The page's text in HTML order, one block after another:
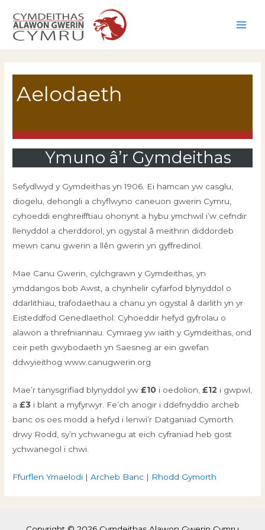
content
Aelodaeth
Ymuno â’r Gymdeithas
Sefydlwyd y Gymdeithas yn 1906. Ei hamcan yw casglu,
diogelu, dehongli a chyflwyno caneuon gwerin Cymru,
cyhoeddi enghreifftiau ohonynt a hybu ymchwil i’w cefndir
llenyddol a cherddorol, yn ogystal â meithrin diddordeb
mewn canu gwerin a llên gwerin yn gyffredinol.
Mae Canu Gwerin, cylchgrawn y Gymdeithas, yn
ymddangos bob Awst, a chynhelir cyfarfod blynyddol o
ddarlithiau, trafodaethau a chanu yn ogystal â darlith yn yr
Eisteddfod Genedlaethol. Cyhoeddir hefyd gyfrolau o
alawon a threfniannau. Cymraeg yw iaith y Gymdeithas, ond
ceir peth gwybodaeth yn Saesneg ar ein gwefan
ddwyieithog www.canugwerin.org
Mae’r tanysgrifiad blynyddol yw£10 i oedolion,£12 i gwpwl,
a£3 i blant a myfyrwyr. Fe’ch anogir i ddefnyddio archeb
banc os oes modd a hefyd i lenwi’r Datganiad Cymorth
drwy Rodd, sy’n ychwanegu at eich cyfraniad heb gost
ychwanegol i chwi.
Ffurflen Ymaelodi |Archeb Banc | Rhodd Gymorth